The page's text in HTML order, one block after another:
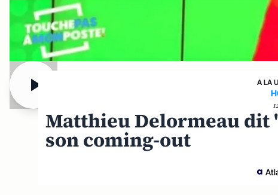
A LA
Matthieu Delormeau dit
son coming-out